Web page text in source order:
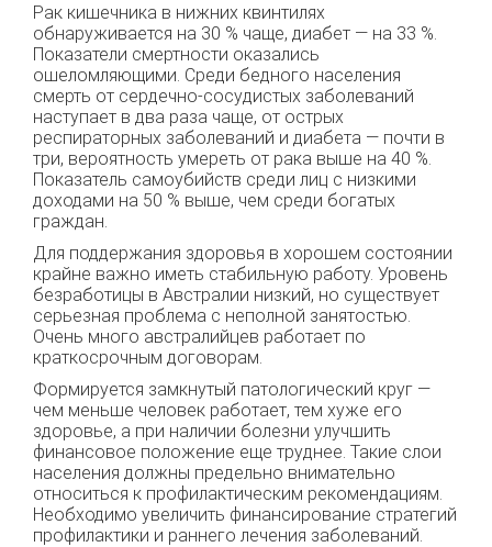
Рак кишечника в нижних квинтилях
обнаруживается на 30 % чаще, диабет — на 33 %.
Показатели смертности оказались
ошеломляющими. Среди бедного населения
смерть от сердечно-сосудистых заболеваний
наступает в два раза чаще, от острых
респираторных заболеваний и диабета — почти в
три, вероятность умереть от рака выше на 40 %.
Показатель самоубийств среди лиц с низкими
доходами на 50 % выше, чем среди богатых
граждан.
Для поддержания здоровья в хорошем состоянии
крайне важно иметь стабильную работу. Уровень
безработицы в Австралии низкий, но существует
серьезная проблема с неполной занятостью.
Очень много австралийцев работает по
краткосрочным договорам.
Формируется замкнутый патологический круг —
чем меньше человек работает, тем хуже его
здоровье, а при наличии болезни улучшить
финансовое положение еще труднее. Такие слои
населения должны предельно внимательно
относиться к профилактическим рекомендациям.
Необходимо увеличить финансирование стратегий
профилактики и раннего лечения заболеваний.